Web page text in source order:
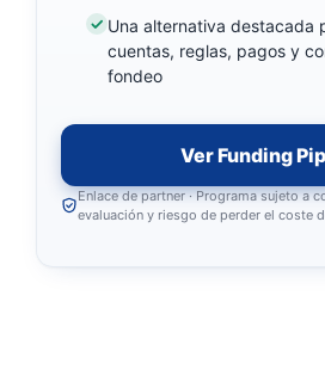
Una alternativa destacada
cuentas, reglas, pagos y
fondeo
Ver Funding
Enlace de partner · Programa sujeto a
evaluación y riesgo de perder el coste